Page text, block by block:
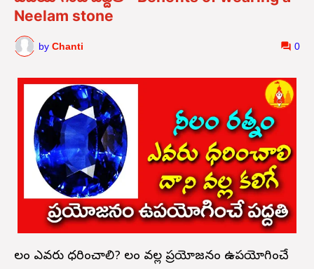
Neelam stone
by Chanti 0
నీలం ఎవరు ధరించాలి? నీలం వల్ల ప్రయోజనం ఉపయోగించే